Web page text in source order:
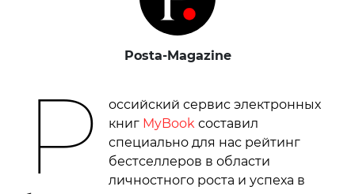
Posta-Magazine
Р
оссийский сервис электронных
книг MyBook составил
специально для нас рейтинг
бестселлеров в области
личностного роста и успеха в